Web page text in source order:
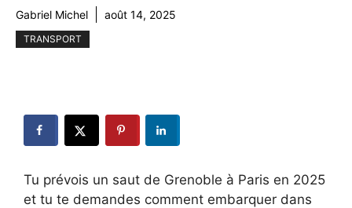
Gabriel Michel août 14, 2025
TRANSPORT
Tu prévois un saut de Grenoble à Paris en 2025
et tu te demandes comment embarquer dans